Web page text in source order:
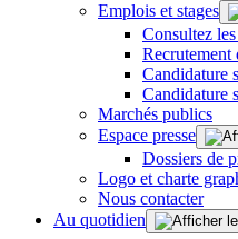
Emplois et stages
Consultez
Recrutement
Candidature
Candidature
Marchés publics
Espace presse
Dossiers de
Logo et charte
Nous contacter
Au quotidien